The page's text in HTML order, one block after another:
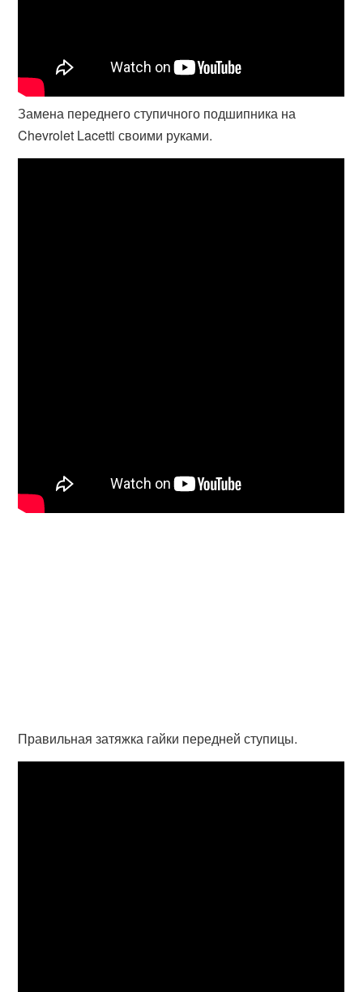
Замена переднего ступичного подшипника на
Chevrolet Lacetti своими руками.
Правильная затяжка гайки передней ступицы.